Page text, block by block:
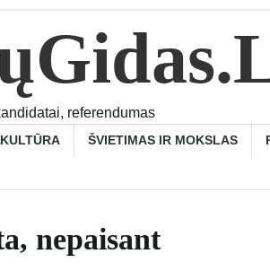
referendumas
ŠVIETIMAS IR MOKSLAS
nepaisant